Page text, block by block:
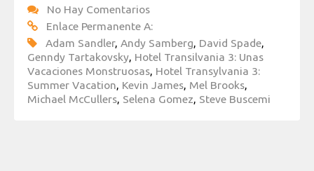
No Hay Comentarios
Enlace Permanente A:
Adam Sandler, Andy Samberg, David Spade,
Genndy Tartakovsky, Hotel Transilvania 3: Unas
Vacaciones Monstruosas, Hotel Transylvania 3:
Summer Vacation, Kevin James, Mel Brooks,
Michael McCullers, Selena Gomez, Steve Buscemi